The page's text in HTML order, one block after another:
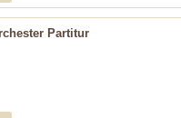
Partitur